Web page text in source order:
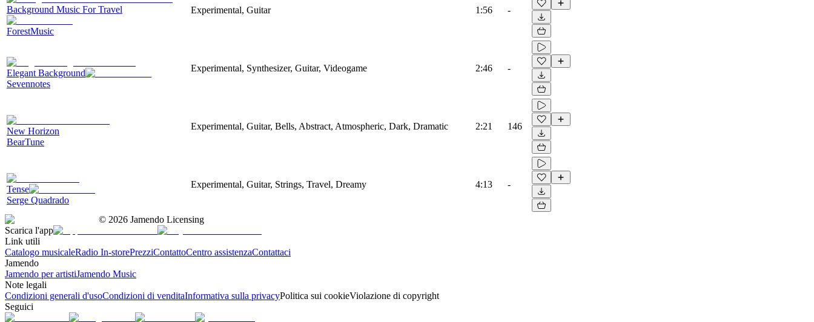
Background Music For Travel
ForestMusic
Experimental, Guitar 1:56 -
Elegant Background
Sevennotes
Experimental, Synthesizer, Guitar, Videogame 2:46 -
New Horizon
BearTune
Experimental, Guitar, Bells, Abstract, Atmospheric, Dark, Dramatic 2:21 146
Tense
Serge Quadrado
Experimental, Guitar, Strings, Travel, Dreamy 4:13 -
© 2026 Jamendo Licensing
Scarica l'app
Link utili
Catalogo musicaleRadio In-storePrezziContattoCentro assistenzaContattaci
Jamendo
Jamendo per artistiJamendo Music
Note legali
Condizioni generali d'usoCondizioni di venditaInformativa sulla privacyPolitica sui cookieViolazione di copyright
Seguici